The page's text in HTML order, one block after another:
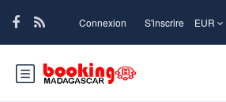
Connexion S'inscrire EUR